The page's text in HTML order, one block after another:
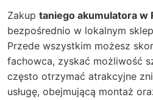
Zakup taniego akumulatora w
bezpośrednio w lokalnym
Przede wszystkim możesz
fachowca, zyskać możliwość
często otrzymać atrakcyjne
usługę, obejmującą montaż